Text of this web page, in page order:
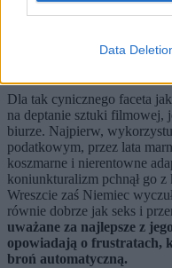
Data
Dla tak cynicznego faceta
na deptanie sztuki filmowej,
biurze. Najpierw,
podatkowym, przez lata
koszmarne i nierentowne
koniunkturalizm pchnął go
Wreszcie zaś Niemiec
równie dobrze jak seks i
uważane za najlepsze z
opowiadają o frustratach,
broń automatyczną.